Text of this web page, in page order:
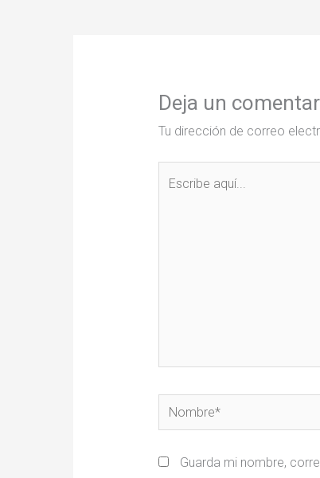
Deja un
Tu dirección de correo
Nombre*
Guarda mi nombre,